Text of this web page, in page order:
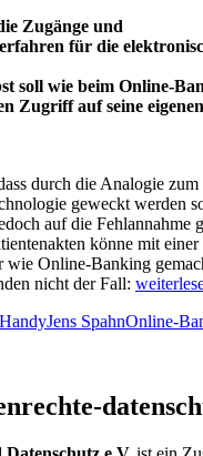
Zugänge und
für die
soll wie beim Online-
Zugriff auf seine
durch die Analogie
geweckt werden
auf die Fehlannahme
könne mit einer
wie Online-Banking
nicht der Fall: Spahn
HandyJens SpahnOnline-
und